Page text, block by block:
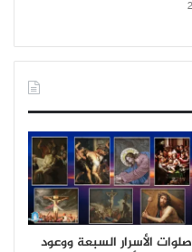
صلوات الأسرار السبعة ووعود